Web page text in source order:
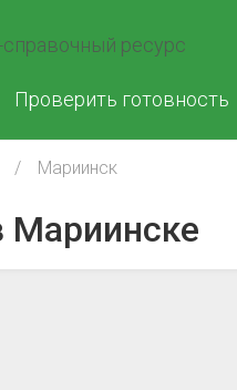
ресурс
Проверить готовность
Мариинск